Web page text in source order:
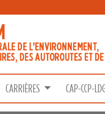
CARRIÈRES CAP-CCP-